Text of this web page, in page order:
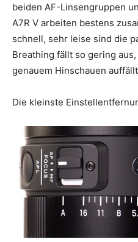
beiden AF-Linsengruppen
A7R V arbeiten bestens
schnell, sehr leise sind die
Breathing fällt so gering
genauem Hinschauen
Die kleinste